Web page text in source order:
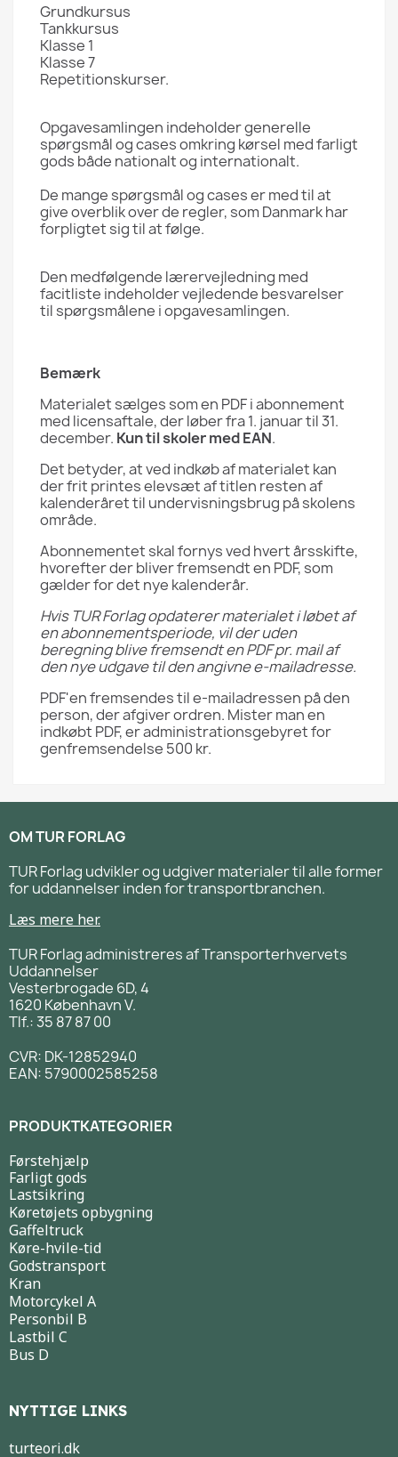
Grundkursus
Tankkursus
Klasse 1
Klasse 7
Repetitionskurser.
Opgavesamlingen indeholder generelle
spørgsmål og cases omkring kørsel med farligt
gods både nationalt og internationalt.
De mange spørgsmål og cases er med til at
give overblik over de regler, som Danmark har
forpligtet sig til at følge.
Den medfølgende lærervejledning med
facitliste indeholder vejledende besvarelser
til spørgsmålene i opgavesamlingen.
Bemærk
Materialet sælges som en PDF i abonnement
med licensaftale, der løber fra 1. januar til 31.
december. Kun til skoler med EAN.
Det betyder, at ved indkøb af materialet kan
der frit printes elevsæt af titlen resten af
kalenderåret til undervisningsbrug på skolens
område.
Abonnementet skal fornys ved hvert årsskifte,
hvorefter der bliver fremsendt en PDF, som
gælder for det nye kalenderår.
Hvis TUR Forlag opdaterer materialet i løbet af
en abonnementsperiode, vil der uden
beregning blive fremsendt en PDF pr. mail af
den nye udgave til den angivne e-mailadresse.
PDF'en fremsendes til e-mailadressen på den
person, der afgiver ordren. Mister man en
indkøbt PDF, er administrationsgebyret for
genfremsendelse 500 kr.
OM TUR FORLAG
TUR Forlag udvikler og udgiver materialer til alle former
for uddannelser inden for transportbranchen.
Læs mere her.
TUR Forlag administreres af Transporterhvervets
Uddannelser
Vesterbrogade 6D, 4
1620 København V.
Tlf.: 35 87 87 00
CVR: DK-12852940
EAN: 5790002585258
PRODUKTKATEGORIER
Førstehjælp
Farligt gods
Lastsikring
Køretøjets opbygning
Gaffeltruck
Køre-hvile-tid
Godstransport
Kran
Motorcykel A
Personbil B
Lastbil C
Bus D
NYTTIGE LINKS
turteori.dk